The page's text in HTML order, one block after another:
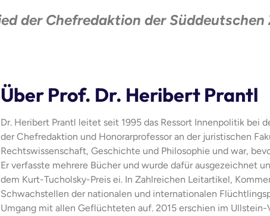
der Chefredaktion der
Über Prof. Dr. Heribert Prantl
Dr. Heribert Prantl leitet seit 1995 das Ressort Innenpolitik bei
der Chefredaktion und Honorarprofessor an der juristischen
Rechtswissenschaft, Geschichte und Philosophie und war,
Er verfasste mehrere Bücher und wurde dafür ausgezeichnet
dem Kurt-Tucholsky-Preis ei. In Zahlreichen Leitartikel,
Schwachstellen der nationalen und internationalen
Umgang mit allen Geflüchteten auf. 2015 erschien im